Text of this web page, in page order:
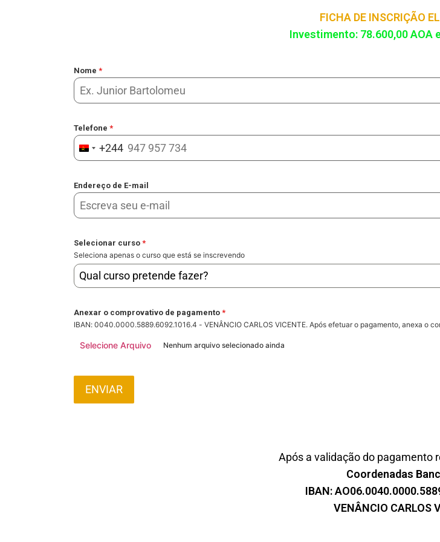
FICHA DE INSCRIÇÃO
Investimento: 78.600,00 AOA
Nome *
Telefone *
Angola +244
+244
Endereço de E-mail
Selecionar curso *
Seleciona apenas o curso que está se inscrevendo
Qual curso pretende fazer?
Anexar o comprovativo de pagamento *
IBAN: 0040.0000.5889.6092.1016.4 - VENÂNCIO CARLOS VICENTE. Após efetuar o pagamento, anexa o
Selecione Arquivo Nenhum arquivo selecionado ainda
ENVIAR
Após a validação do pagamento
Coordenadas
IBAN:
VENÂNCIO CARLOS